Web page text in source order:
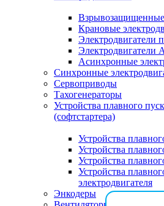
Взрывозащищенные
Крановые
Электродвигатели
Электродвигатели
Асинхронные
Синхронные
Сервоприводы
Тахогенераторы
Устройства плавного
(софтстартера)
Устройства
Устройства
Устройства
Устройства
электродвигателя
Энкодеры